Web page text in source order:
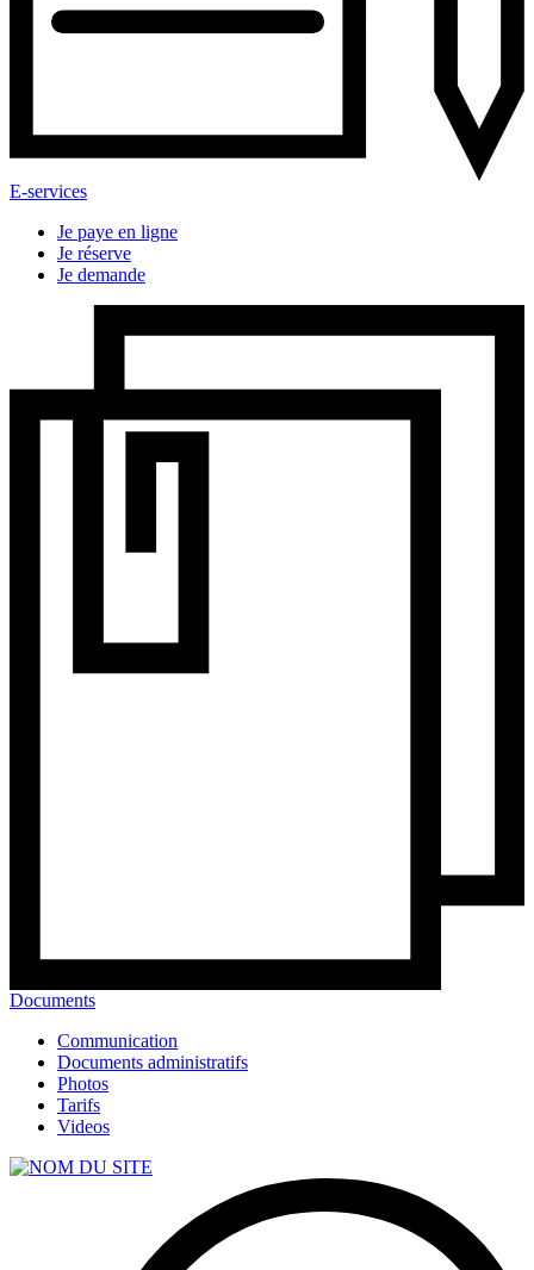
E-services
Je paye en ligne
Je réserve
Je demande
Documents
Communication
Documents administratifs
Photos
Tarifs
Videos